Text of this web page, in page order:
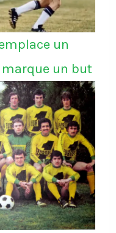
un
marque un but